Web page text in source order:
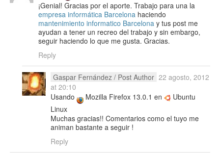
¡Genial! Gracias por el aporte. Trabajo para una la
empresa informática Barcelona haciendo
mantenimiento informatico Barcelona y tus post me
ayudan a tener un recreo del trabajo y sin embargo,
seguir haciendo lo que me gusta. Gracias.
Reply
Gaspar Fernández / Post Author 22 agosto, 2012
at 20:10
Usando
Mozilla Firefox 13.0.1 en
Ubuntu
Linux
Muchas gracias!! Comentarios como el tuyo me
animan bastante a seguir !
Reply